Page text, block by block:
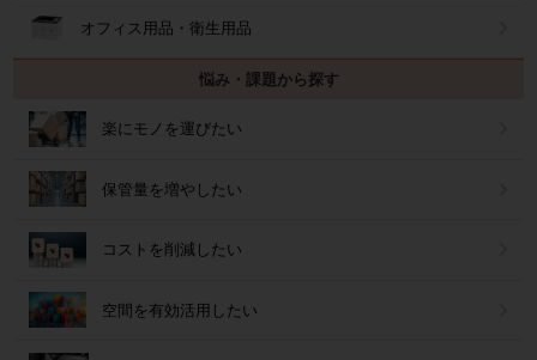
オフィス用品・衛生用品
悩み・課題から探す
楽にモノを運びたい
保管量を増やしたい
コストを削減したい
空間を有効活用したい